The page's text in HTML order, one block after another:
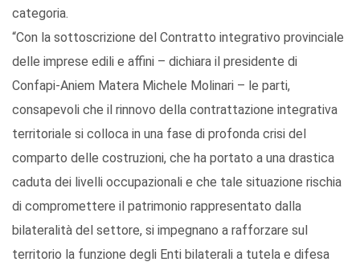
categoria.
“Con la sottoscrizione del Contratto integrativo provinciale
delle imprese edili e affini – dichiara il presidente di
Confapi-Aniem Matera Michele Molinari – le parti,
consapevoli che il rinnovo della contrattazione integrativa
territoriale si colloca in una fase di profonda crisi del
comparto delle costruzioni, che ha portato a una drastica
caduta dei livelli occupazionali e che tale situazione rischia
di compromettere il patrimonio rappresentato dalla
bilateralità del settore, si impegnano a rafforzare sul
territorio la funzione degli Enti bilaterali a tutela e difesa